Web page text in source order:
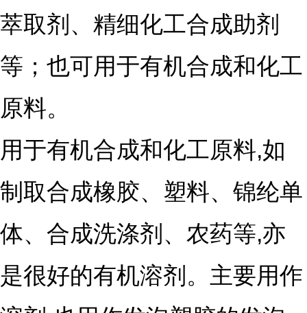
萃取剂、精细化工合成助剂
等；也可用于有机合成和化工
原料。
用于有机合成和化工原料,如
制取合成橡胶、塑料、锦纶单
体、合成洗涤剂、农药等,亦
是很好的有机溶剂。主要用作